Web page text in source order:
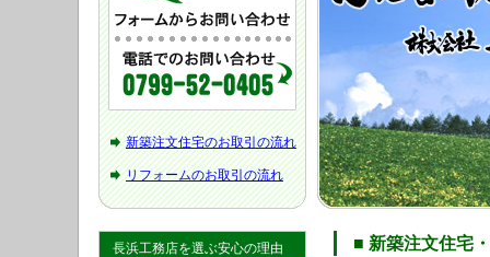
■ 新築注文住宅
新築注文住宅のお取引の流れ
リフォームのお取引の流れ
長浜工務店を選ぶ安心の理由